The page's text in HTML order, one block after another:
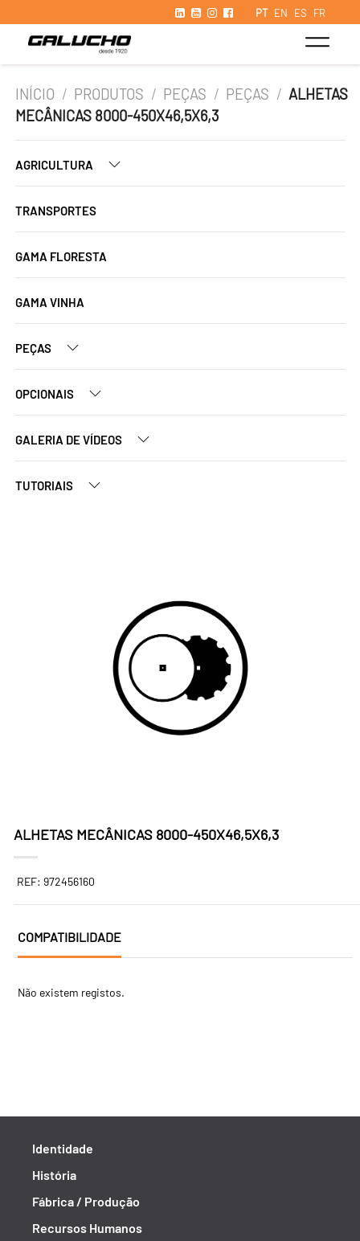
PT EN ES FR
INÍCIO / PRODUTOS / PEÇAS / PEÇAS / ALHETAS
MECÂNICAS 8000-450X46,5X6,3
AGRICULTURA
TRANSPORTES
GAMA FLORESTA
GAMA VINHA
PEÇAS
OPCIONAIS
GALERIA DE VÍDEOS
TUTORIAIS
ALHETAS MECÂNICAS 8000-450X46,5X6,3
REF: 972456160
COMPATIBILIDADE
Não existem registos.
Identidade
História
Fábrica / Produção
Recursos Humanos